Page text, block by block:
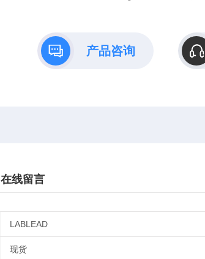
产品咨询
在线留言
LABLEAD
现货